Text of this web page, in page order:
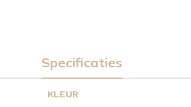
Specificaties
KLEUR